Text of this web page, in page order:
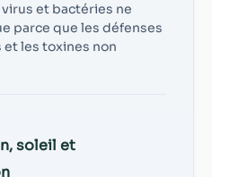
et bactéries ne
parce que les défenses
les toxines non
soleil et